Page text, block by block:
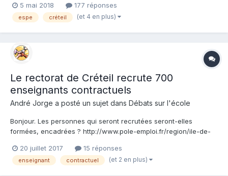
MEEF premier degré à Evry il y a deux semaines, et je m'inquiète
de savoir s'ils l'ont bien reçu, est ce que...
5 mai 2018 177 réponses
espe créteil (et 4 en plus)
Le rectorat de Créteil recrute 700
enseignants contractuels
André Jorge a posté un sujet dans Débats sur l'école
Bonjour. Les personnes qui seront recrutées seront-elles
formées, encadrées ? http://www.pole-emploi.fr/region/ile-de-
2017-2018-environ-700-enseignants-contractuel-@/region/ile-
de-france/article.jspz?id=493018
20 juillet 2017 15 réponses
enseignant contractuel (et 2 en plus)